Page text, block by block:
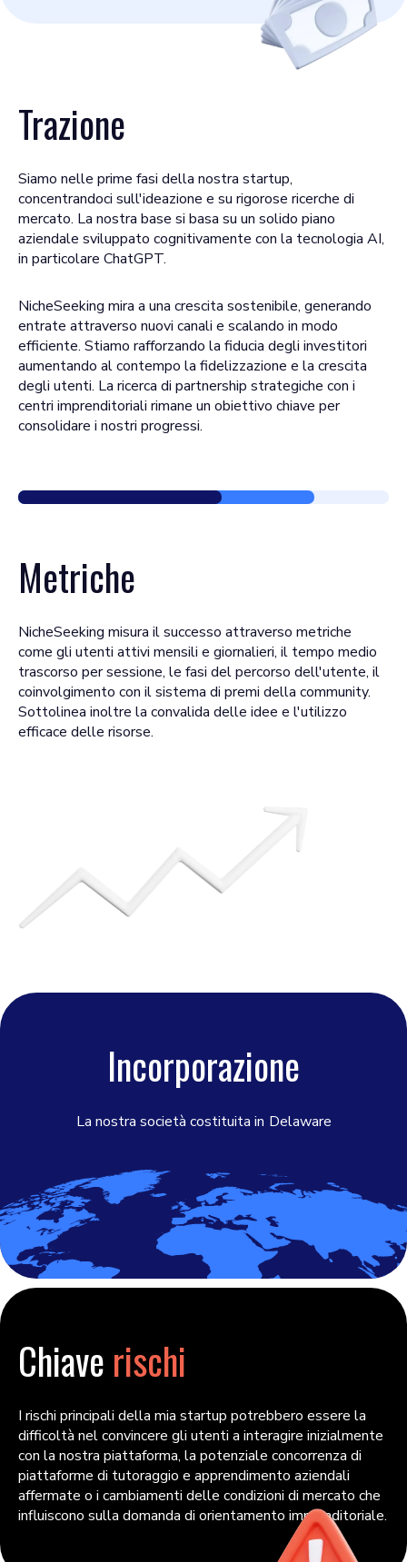
Trazione
Siamo nelle prime fasi della nostra startup,
concentrandoci sull'ideazione e su rigorose ricerche di
mercato. La nostra base si basa su un solido piano
aziendale sviluppato cognitivamente con la tecnologia AI,
in particolare ChatGPT.
NicheSeeking mira a una crescita sostenibile, generando
entrate attraverso nuovi canali e scalando in modo
efficiente. Stiamo rafforzando la fiducia degli investitori
aumentando al contempo la fidelizzazione e la crescita
degli utenti. La ricerca di partnership strategiche con i
centri imprenditoriali rimane un obiettivo chiave per
consolidare i nostri progressi.
Metriche
NicheSeeking misura il successo attraverso metriche
come gli utenti attivi mensili e giornalieri, il tempo medio
trascorso per sessione, le fasi del percorso dell'utente, il
coinvolgimento con il sistema di premi della community.
Sottolinea inoltre la convalida delle idee e l'utilizzo
efficace delle risorse.
Incorporazione
La nostra società costituita in Delaware
Chiave rischi
I rischi principali della mia startup potrebbero essere la
difficoltà nel convincere gli utenti a interagire inizialmente
con la nostra piattaforma, la potenziale concorrenza di
piattaforme di tutoraggio e apprendimento aziendali
affermate o i cambiamenti delle condizioni di mercato che
influiscono sulla domanda di orientamento imprenditoriale.